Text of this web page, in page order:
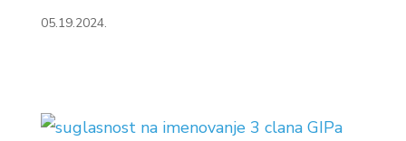
05.19.2024.